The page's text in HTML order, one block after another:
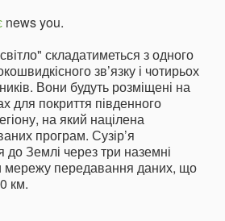
news you.
складатиметься з одного
зв’язку і чотирьох
Вони будуть розміщені на
для покриття південного
на який націлена
програм. Сузір’я
до Землі через три наземні
мережу передавання даних, що
км.